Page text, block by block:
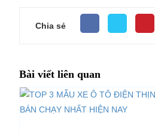
Chia sẻ
Bài viết liên quan